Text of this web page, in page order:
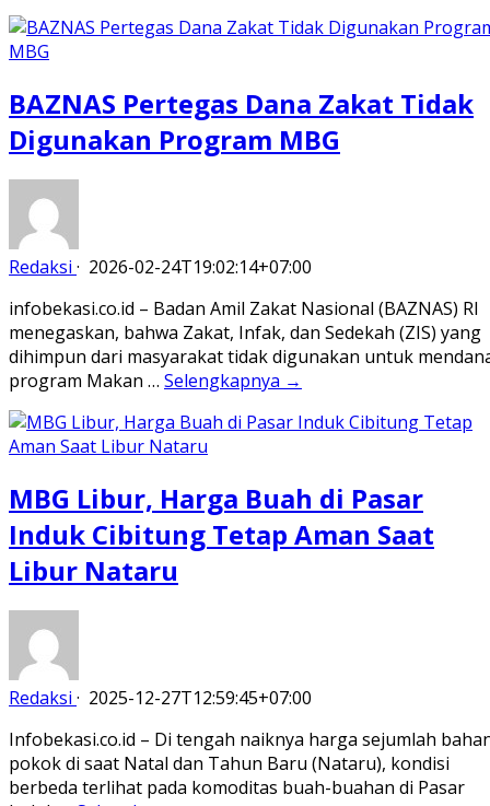
BAZNAS Pertegas Dana Zakat Tidak
Digunakan Program MBG
Redaksi · 2026-02-24T19:02:14+07:00
infobekasi.co.id – Badan Amil Zakat Nasional (BAZNAS) RI
menegaskan, bahwa Zakat, Infak, dan Sedekah (ZIS) yang
dihimpun dari masyarakat tidak digunakan untuk
program Makan … Selengkapnya →
MBG Libur, Harga Buah di Pasar
Induk Cibitung Tetap Aman Saat
Libur Nataru
Redaksi · 2025-12-27T12:59:45+07:00
Infobekasi.co.id – Di tengah naiknya harga sejumlah
pokok di saat Natal dan Tahun Baru (Nataru), kondisi
berbeda terlihat pada komoditas buah-buahan di Pasar